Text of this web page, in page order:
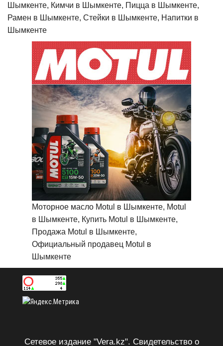
Шымкенте, Кимчи в Шымкенте, Пицца в Шымкенте,
Рамен в Шымкенте, Стейки в Шымкенте, Напитки в
Шымкенте
Моторное масло Motul в Шымкенте, Motul
в Шымкенте, Купить Motul в Шымкенте,
Продажа Motul в Шымкенте,
Официальный продавец Motul в
Шымкенте
Сетевое издание "Vera.kz". Свидетельство о